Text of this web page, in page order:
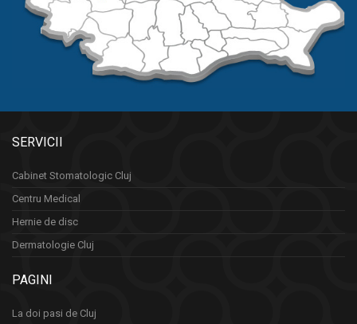
SERVICII
Cabinet Stomatologic Cluj
Centru Medical
Hernie de disc
Dermatologie Cluj
PAGINI
La doi pasi de Cluj